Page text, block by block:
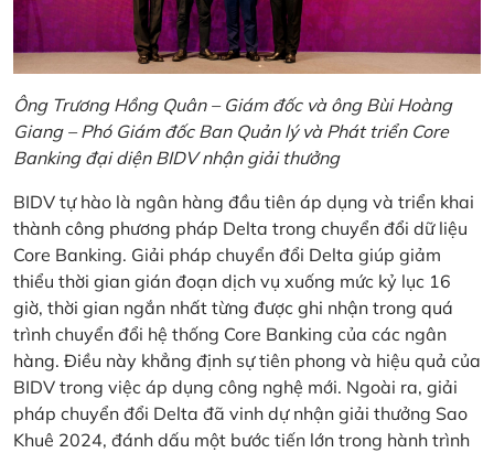
Ông Trương Hồng Quân – Giám đốc và ông Bùi Hoàng
Giang – Phó Giám đốc Ban Quản lý và Phát triển Core
Banking đại diện BIDV nhận giải thưởng
BIDV tự hào là ngân hàng đầu tiên áp dụng và triển khai
thành công phương pháp Delta trong chuyển đổi dữ liệu
Core Banking. Giải pháp chuyển đổi Delta giúp giảm
thiểu thời gian gián đoạn dịch vụ xuống mức kỷ lục 16
giờ, thời gian ngắn nhất từng được ghi nhận trong quá
trình chuyển đổi hệ thống Core Banking của các ngân
hàng. Điều này khẳng định sự tiên phong và hiệu quả của
BIDV trong việc áp dụng công nghệ mới. Ngoài ra, giải
pháp chuyển đổi Delta đã vinh dự nhận giải thưởng Sao
Khuê 2024, đánh dấu một bước tiến lớn trong hành trình